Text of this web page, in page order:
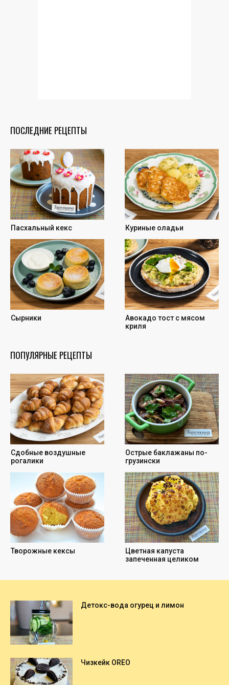
Детокс-вода огурец и лимон
Чизкейк OREO